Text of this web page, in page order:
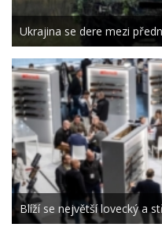
Ukrajina se dere mezi
Blíží se největší lovecký a